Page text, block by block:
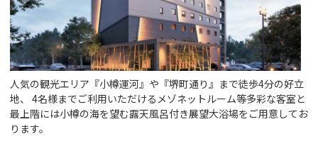
人気の観光エリア『小樽運河』や『堺町通り』まで徒歩4分の好立
地、 4名様までご利用いただけるメゾネットルーム等多彩な客室と
最上階には小樽の海を望む露天風呂付き展望大浴場をご用意してお
ります。